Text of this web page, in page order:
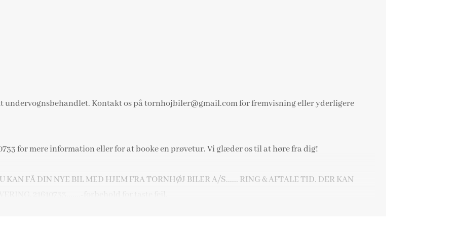
undervognsbehandlet. Kontakt os på tornhojbiler@gmail.com for fremvisning eller yderligere
for mere information eller for at booke en prøvetur. Vi glæder os til at høre fra dig!
KAN FÅ DIN NYE BIL MED HJEM FRA TORNHØJ BILER A/S...... RING & AFTALE TID. DER KAN